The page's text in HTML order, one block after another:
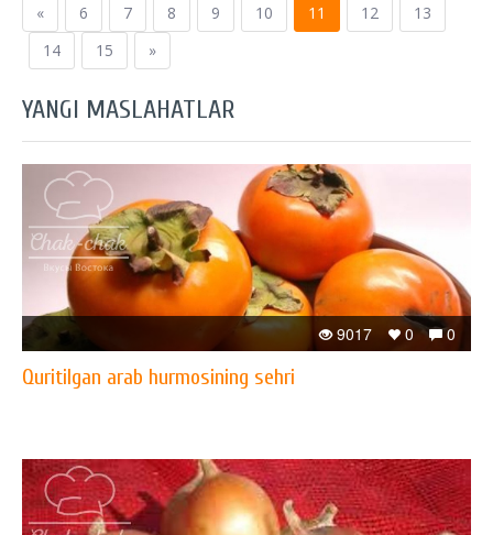
« 6 7 8 9 10 11 12
13
14
15 »
YANGI MASLAHATLAR
0
0
9017
Quritilgan arab hurmosining sehri